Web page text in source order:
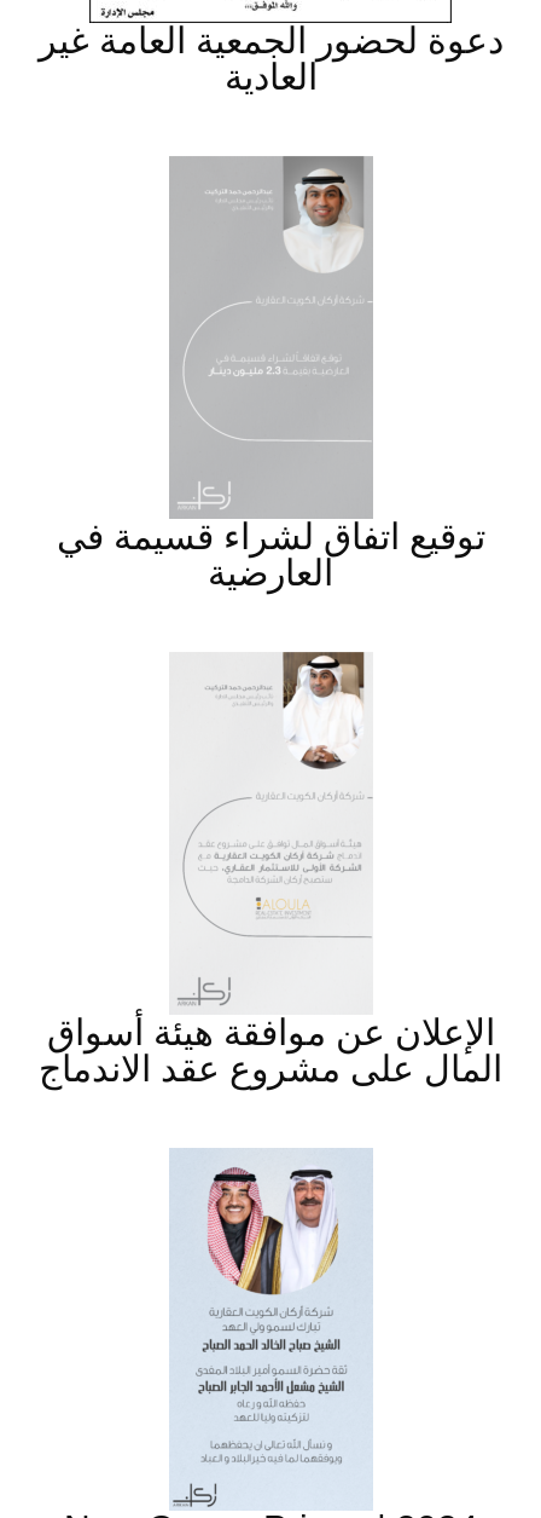
دعوة لحضور الجمعية العامة غير
العادية
توقيع اتفاق لشراء قسيمة في
العارضية
الإعلان عن موافقة هيئة أسواق
المال على مشروع عقد الاندماج